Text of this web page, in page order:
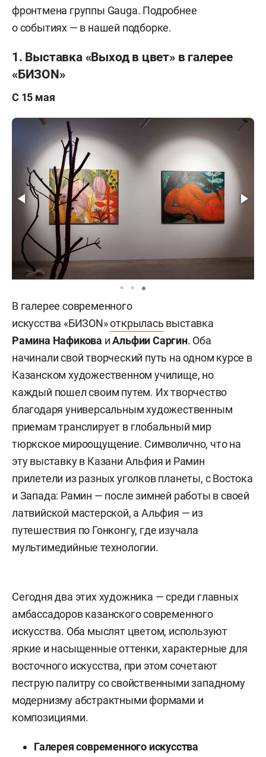
фронтмена группы Gauga. Подробнее
о событиях — в нашей подборке.
1. Выставка «Выход в цвет» в галерее
«БИЗОN»
С 15 мая
В галерее современного
искусства «БИЗОN»открылась выставка
Рамина Нафикова иАльфии Саргин. Оба
начинали свой творческий путь на одном курсе в
Казанском художественном училище, но
каждый пошел своим путем. Их творчество
благодаря универсальным художественным
приемам транслирует в глобальный мир
тюркское мироощущение. Символично, что на
эту выставку в Казани Альфия и Рамин
прилетели из разных уголков планеты, с Востока
и Запада: Рамин — после зимней работы в своей
латвийской мастерской, а Альфия — из
путешествия по Гонконгу, где изучала
мультимедийные технологии.
Сегодня два этих художника — среди главных
амбассадоров казанского современного
искусства. Оба мыслят цветом, используют
яркие и насыщенные оттенки, характерные для
восточного искусства, при этом сочетают
пеструю палитру со свойственными западному
модернизму абстрактными формами и
композициями.
Галерея современного искусства